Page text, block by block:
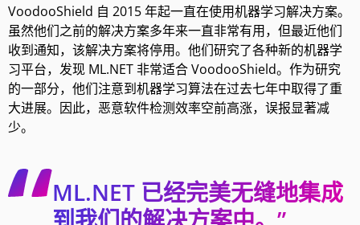
VoodooShield 自 2015 年起一直在使用机器学习解决方案。
虽然他们之前的解决方案多年来一直非常有用，但最近他们
收到通知，该解决方案将停用。他们研究了各种新的机器学
习平台，发现 ML.NET非常适合 VoodooShield。作为研究
的一部分，他们注意到机器学习算法在过去七年中取得了重
大进展。因此，恶意软件检测效率空前高涨，误报显著减
少。
ML.NET 已经完美无缝地集成